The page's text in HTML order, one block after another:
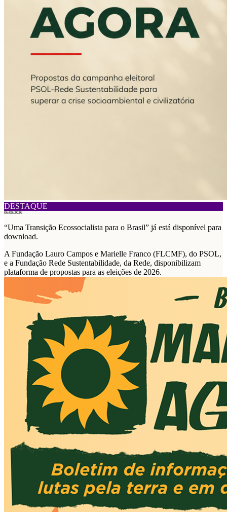
DESTAQUE
06/08/2026
“Uma Transição Ecossocialista para o Brasil” já está disponível para
download.
A Fundação Lauro Campos e Marielle Franco (FLCMF), do PSOL,
e a Fundação Rede Sustentabilidade, da Rede, disponibilizam
plataforma de propostas para as eleições de 2026.